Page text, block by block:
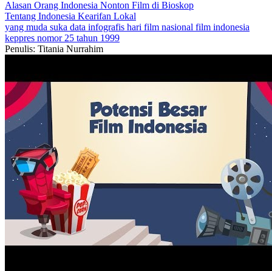
Alasan Orang Indonesia Nonton Film di Bioskop
Tentang Indonesia Kearifan Lokal
yang muda suka data infografis hari film nasional film indonesia
keppres nomor 25 tahun 1999
Penulis: Titania Nurrahim